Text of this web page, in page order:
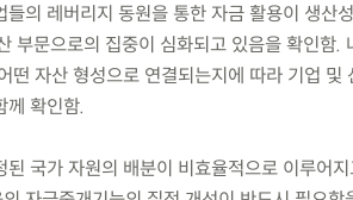
의 레버리지 동원을 통한 자금 활용이 생산
부문으로의 집중이 심화되고 있음을 확인함.
떤 자산 형성으로 연결되는지에 따라 기업
께 확인함.
국가 자원의 배분이 비효율적으로 이루어